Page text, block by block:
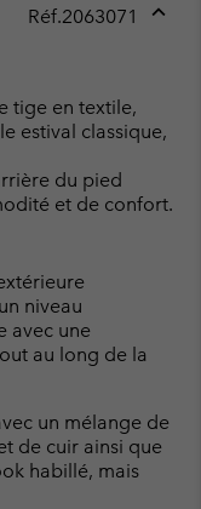
Réf.2063071
tige en textile,
estival classique,
du pied
et de confort.
niveau
avec une
au long de la
un mélange de
de cuir ainsi que
habillé, mais